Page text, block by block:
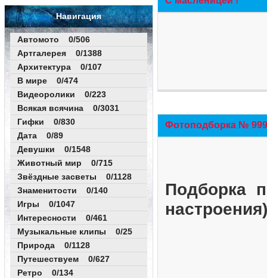
Навигация
Автомото 0/506
Артгалерея 0/1388
Архитектура 0/107
В мире 0/474
Видеоролики 0/223
Всякая всячина 0/3031
Гифки 0/830
Дата 0/89
Девушки 0/1548
Животный мир 0/715
Звёздные засветы 0/1128
Знаменитости 0/140
Игры 0/1047
Интересности 0/461
Музыкальные клипы 0/25
Природа 0/1128
Путешествуем 0/627
Ретро 0/134
Фотоподборка №
Подборка